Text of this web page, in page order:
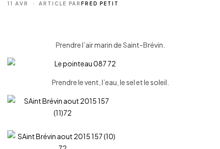
11 AVR
ARTICLE PAR FRED PETIT
Prendre l’air marin deSaint-Brévin.
Prendre le vent, l’eau, le sel et le soleil.